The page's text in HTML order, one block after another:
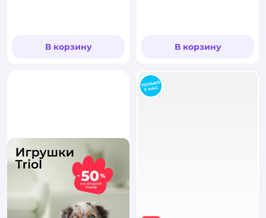
В корзину В корзину